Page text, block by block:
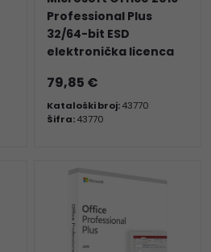
Professional Plus
32/64-bit ESD
elektronička licenca
79,85 €
Kataloški broj:43770
Šifra:43770